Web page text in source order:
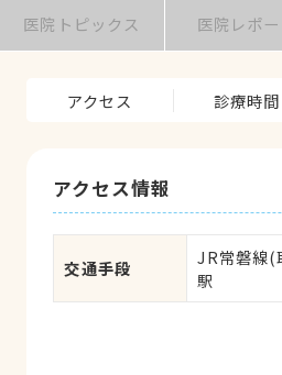
医院トピックス 医院レポー
アクセス 診療時間
アクセス情報
交通手段
JR常磐線(
駅